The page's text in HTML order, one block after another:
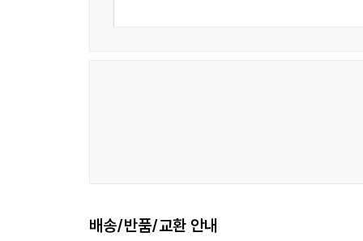
배송/반품/교환 안내